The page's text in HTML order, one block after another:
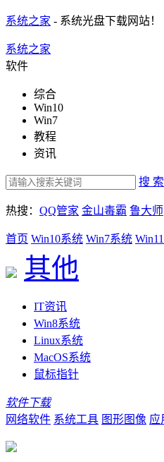
系统之家 - 系统光盘下载网站！
系统之家
软件
综合
Win10
Win7
教程
资讯
搜 索
热搜： QQ管家 金山毒霸 鲁大师
首页 Win10系统 Win7系统
其他
IT资讯
Win8系统
Linux系统
MacOS系统
鼠标指针
软件下载
网络软件 系统工具 图形图像 应